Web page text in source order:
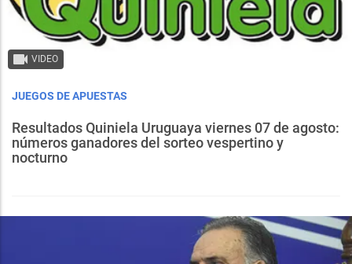
VIDEO
JUEGOS DE APUESTAS
Resultados Quiniela Uruguaya viernes 07 de agosto:
números ganadores del sorteo vespertino y
nocturno